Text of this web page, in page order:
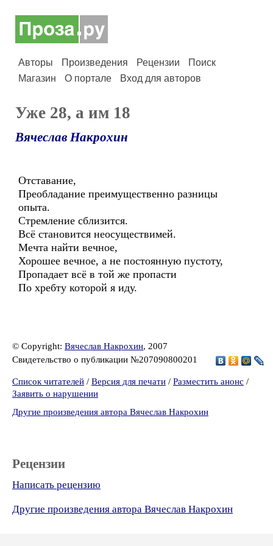
Авторы Произведения Рецензии
Поиск
Магазин
О портале Вход для авторов
Уже 28, а им 18
Вячеслав Накрохин
Отставание,
Преобладание преимущественно разницы
опыта.
Стремление сблизится.
Всё становится неосуществимей.
Мечта найти вечное,
Хорошее вечное, а не постоянную пустоту,
Пропадает всё в той же пропасти
По хребту которой я иду.
© Copyright: Вячеслав Накрохин, 2007
Свидетельство о публикации №207090800201
Список читателей / Версия для печати / Разместить анонс /
Заявить о нарушении
Другие произведения автора Вячеслав Накрохин
Рецензии
Написать рецензию
Другие произведения автора Вячеслав Накрохин